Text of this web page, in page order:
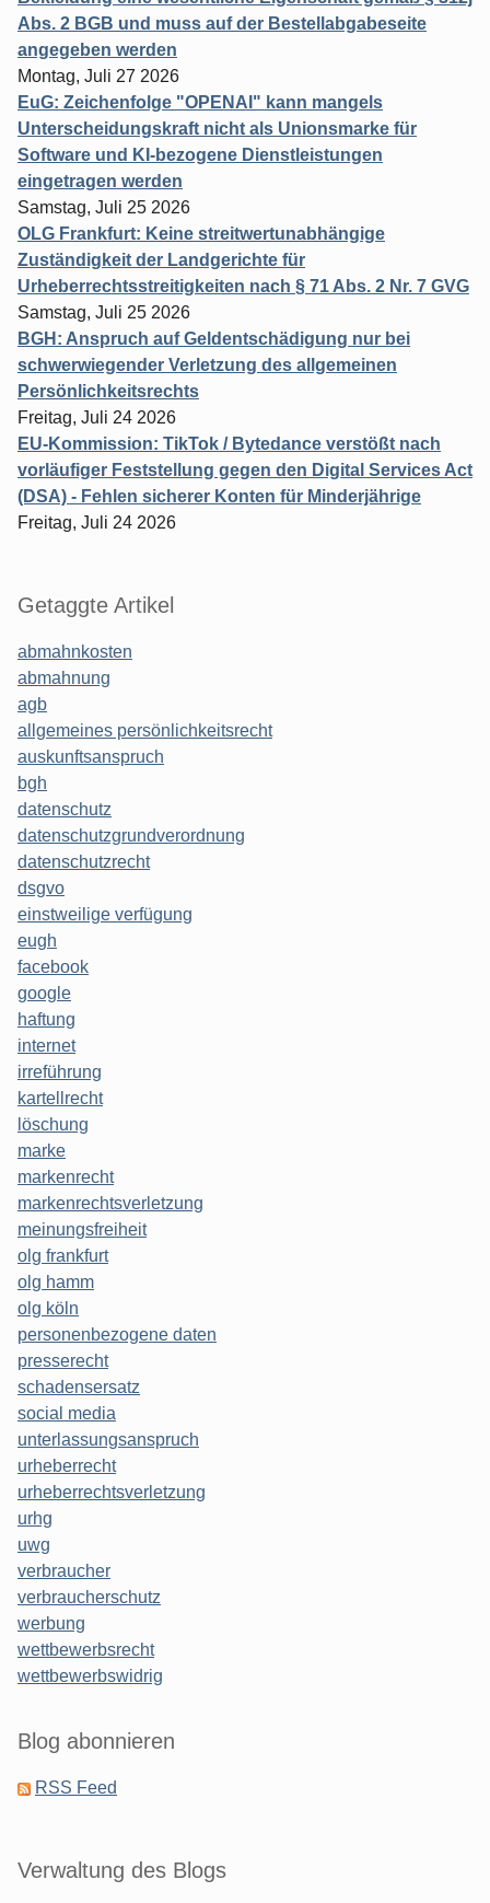
Abs. 2 BGB und muss auf der Bestellabgabeseite
angegeben werden
Montag, Juli 27 2026
EuG: Zeichenfolge "OPENAI" kann mangels
Unterscheidungskraft nicht als Unionsmarke für
Software und KI-bezogene Dienstleistungen
eingetragen werden
Samstag, Juli 25 2026
OLG Frankfurt: Keine streitwertunabhängige
Zuständigkeit der Landgerichte für
Urheberrechtsstreitigkeiten nach § 71 Abs. 2 Nr. 7 GVG
Samstag, Juli 25 2026
BGH: Anspruch auf Geldentschädigung nur bei
schwerwiegender Verletzung des allgemeinen
Persönlichkeitsrechts
Freitag, Juli 24 2026
EU-Kommission: TikTok / Bytedance verstößt nach
vorläufiger Feststellung gegen den Digital Services Act
(DSA) - Fehlen sicherer Konten für Minderjährige
Freitag, Juli 24 2026
Getaggte Artikel
abmahnkosten
abmahnung
agb
allgemeines persönlichkeitsrecht
auskunftsanspruch
bgh
datenschutz
datenschutzgrundverordnung
datenschutzrecht
dsgvo
einstweilige verfügung
eugh
facebook
google
haftung
internet
irreführung
kartellrecht
löschung
marke
markenrecht
markenrechtsverletzung
meinungsfreiheit
olg frankfurt
olg hamm
olg köln
personenbezogene daten
presserecht
schadensersatz
social media
unterlassungsanspruch
urheberrecht
urheberrechtsverletzung
urhg
uwg
verbraucher
verbraucherschutz
werbung
wettbewerbsrecht
wettbewerbswidrig
Blog abonnieren
RSS Feed
Verwaltung des Blogs